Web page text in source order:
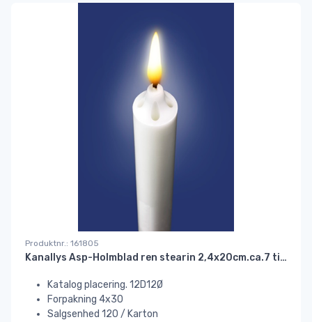
Produktnr.: 161805
Kanallys Asp-Holmblad ren stearin 2,4x20cm.ca.7 timer hvid#
Katalog placering. 12D12Ø
Forpakning 4x30
Salgsenhed 120 / Karton